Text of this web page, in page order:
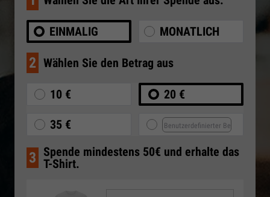
EINMALIG MONATLICH
2 Wählen Sie den Betrag aus
10 € 20 €
35 €
3 Spende mindestens 50€ und erhalte das
T-Shirt.